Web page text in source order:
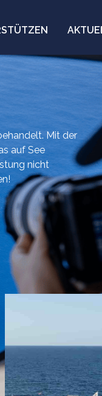
Mit der
auf See
nicht